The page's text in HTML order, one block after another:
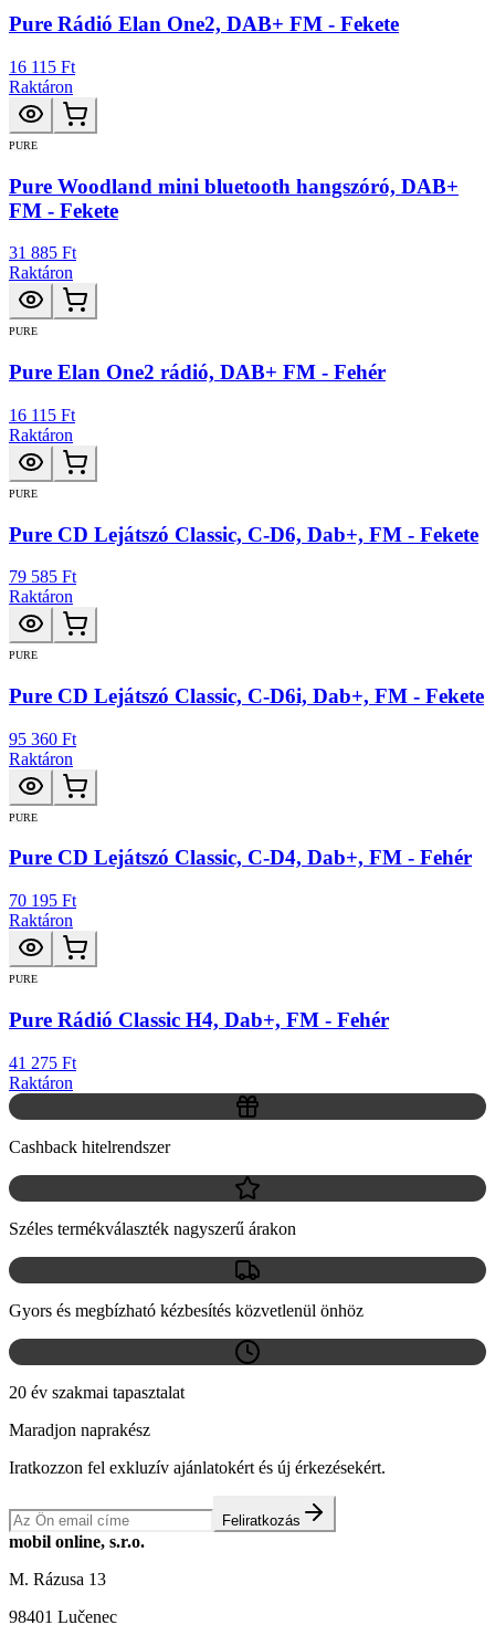
Pure Rádió Elan One2, DAB+ FM - Fekete
16 115 Ft
Raktáron
PURE
Pure Woodland mini bluetooth hangszóró, DAB+
FM - Fekete
31 885 Ft
Raktáron
PURE
Pure Elan One2 rádió, DAB+ FM - Fehér
16 115 Ft
Raktáron
PURE
Pure CD Lejátszó Classic, C-D6, Dab+, FM - Fekete
79 585 Ft
Raktáron
PURE
Pure CD Lejátszó Classic, C-D6i, Dab+, FM - Fekete
95 360 Ft
Raktáron
PURE
Pure CD Lejátszó Classic, C-D4, Dab+, FM - Fehér
70 195 Ft
Raktáron
PURE
Pure Rádió Classic H4, Dab+, FM - Fehér
41 275 Ft
Raktáron
Cashback hitelrendszer
Széles termékválaszték nagyszerű árakon
Gyors és megbízható kézbesítés közvetlenül önhöz
20 év szakmai tapasztalat
Maradjon naprakész
Iratkozzon fel exkluzív ajánlatokért és új érkezésekért.
Feliratkozás
mobil online, s.r.o.
M. Rázusa 13
98401 Lučenec